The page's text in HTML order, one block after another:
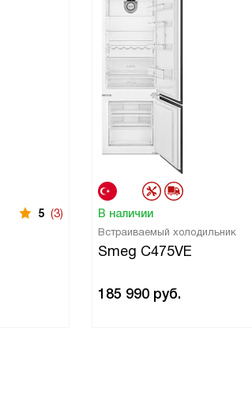
5 (3) В наличии
Встраиваемый холодильник
Smeg C475VE
185 990 руб.